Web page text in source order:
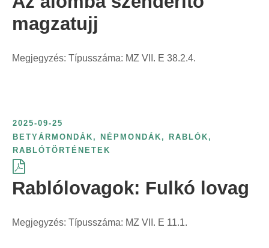
magzatujj
Megjegyzés: Típusszáma: MZ VII. E 38.2.4.
2025-09-25
BETYÁRMONDÁK , NÉPMONDÁK , RABLÓK,
RABLÓTÖRTÉNETEK
Rablólovagok: Fulkó lovag
Megjegyzés: Típusszáma: MZ VII. E 11.1.